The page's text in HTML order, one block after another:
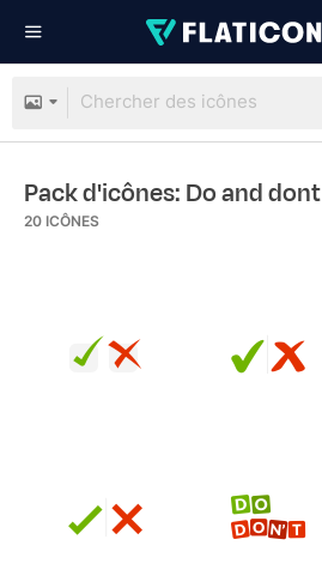
Pack d'icônes: Do and dont
20 ICÔNES